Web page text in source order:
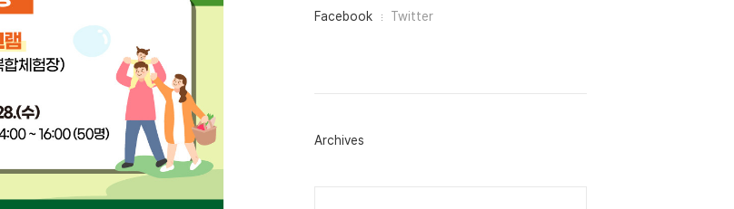
페
그
Facebook Twitter
Archives